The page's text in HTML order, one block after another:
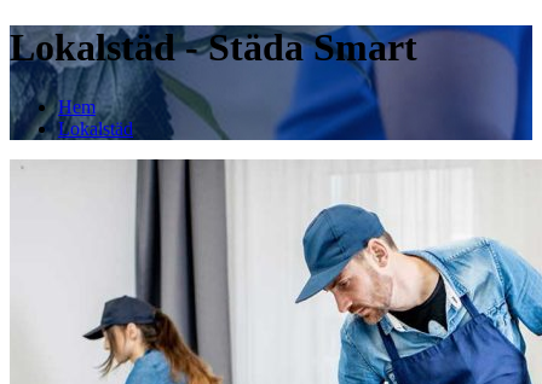
Lokalstäd - Städa Smart
Hem
Lokalstäd